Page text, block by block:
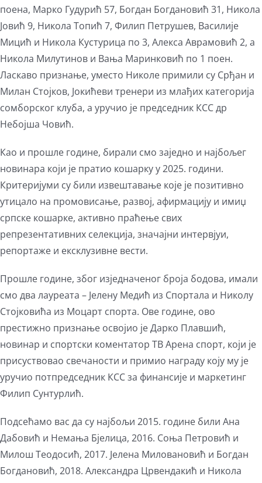
поена, Марко Гудурић 57, Богдан Богдановић 31, Никола
Јовић 9, Никола Топић 7, Филип Петрушев, Василије
Мицић и Никола Кустурица по 3, Алекса Аврамовић 2, а
Никола Милутинов и Вања Маринковић по 1 поен.
Ласкаво признање, уместо Николе примили су Срђан и
Милан Стојков, Јокићеви тренери из млађих категорија
сомборског клуба, а уручио је председник КСС др
Небојша Човић.
Као и прошле године, бирали смо заједно и најбољег
новинара који је пратио кошарку у 2025. години.
Критеријуми су били извештавање које је позитивно
утицало на промовисање, развој, афирмацију и имиџ
српске кошарке, активно праћење свих
репрезентативних селекција, значајни интервјуи,
репортаже и ексклузивне вести.
Прошле године, због изједначеног броја бодова, имали
смо два лауреата – Јелену Медић из Спортала и Николу
Стојковића из Моцарт спорта. Ове године, ово
престижно признање освојио је Дарко Плавшић,
новинар и спортски коментатор ТВ Арена спорт, који је
присуствовао свечаности и примио награду коју му је
уручио потпредседник КСС за финансије и маркетинг
Филип Сунтурлић.
Подсећамо вас да су најбољи 2015. године били Ана
Дабовић и Немања Бјелица, 2016. Соња Петровић и
Милош Теодосић, 2017. Јелена Миловановић и Богдан
Богдановић, 2018. Александра Црвендакић и Никола